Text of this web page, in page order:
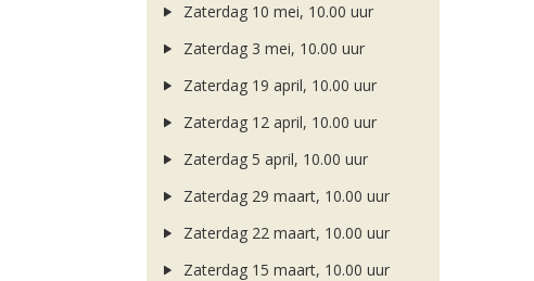
Zaterdag 10 mei, 10.00 uur
Zaterdag 3 mei, 10.00 uur
Zaterdag 19 april, 10.00 uur
Zaterdag 12 april, 10.00 uur
Zaterdag 5 april, 10.00 uur
Zaterdag 29 maart, 10.00 uur
Zaterdag 22 maart, 10.00 uur
Zaterdag 15 maart, 10.00 uur